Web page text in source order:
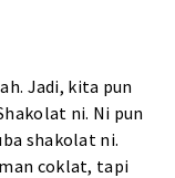
Jadi, kita pun
ni. Ni pun
shakolat ni.
coklat, tapi